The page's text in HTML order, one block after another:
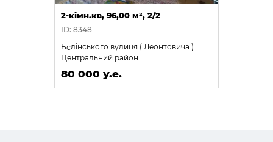
2-кімн.кв, 96,00 м², 2/2
ID: 8348
Бєлінського вулиця ( Леонтовича )
Центральний район
80 000 у.е.